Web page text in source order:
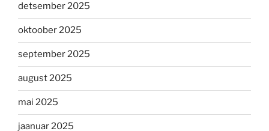
detsember 2025
oktoober 2025
september 2025
august 2025
mai 2025
jaanuar 2025